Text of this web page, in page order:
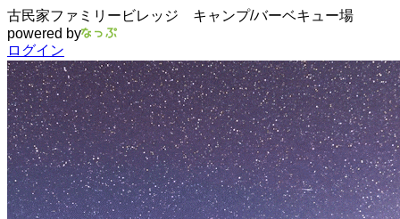
古民家ファミリービレッジ キャンプ/バーベキュー場
powered by
ログイン